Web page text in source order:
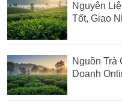
Nguyên
Tốt, Giao
Nguồn Trà
Doanh